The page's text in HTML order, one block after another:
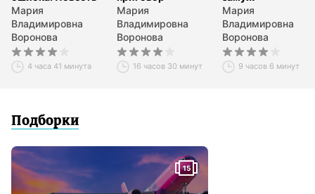
Мария
Владимировна
Воронова
4 часа 41 минута
Мария
Владимировна
Воронова
16 часов 30 минут
Мария
Владимировна
Воронова
9 часов 6 минут
Подборки
15